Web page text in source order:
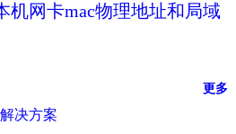
机网卡mac物理地址和局域
更多
决方案